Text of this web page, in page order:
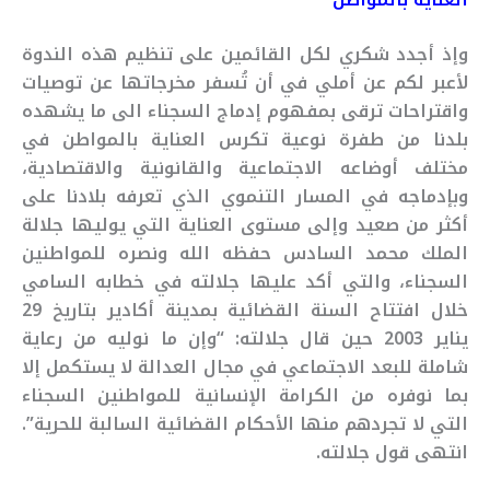
وإذ أجدد شكري لكل القائمين على تنظيم هذه الندوة
لأعبر لكم عن أملي في أن تُسفر مخرجاتها عن توصيات
واقتراحات ترقى بمفهوم إدماج السجناء الى ما يشهده
بلدنا من طفرة نوعية تكرس العناية بالمواطن في
مختلف أوضاعه الاجتماعية والقانونية والاقتصادية،
وبإدماجه في المسار التنموي الذي تعرفه بلادنا على
أكثر من صعيد وإلى مستوى العناية التي يوليها جلالة
الملك محمد السادس حفظه الله ونصره للمواطنين
السجناء، والتي أكد عليها جلالته في خطابه السامي
خلال افتتاح السنة القضائية بمدينة أكادير بتاريخ 29
يناير 2003 حين قال جلالته: “وإن ما نوليه من رعاية
شاملة للبعد الاجتماعي في مجال العدالة لا يستكمل إلا
بما نوفره من الكرامة الإنسانية للمواطنين السجناء
التي لا تجردهم منها الأحكام القضائية السالبة للحرية”.
انتهى قول جلالته.